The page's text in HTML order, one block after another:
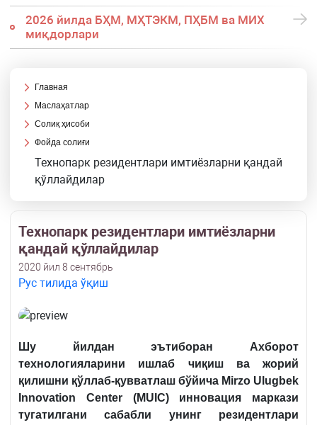
2026 йилда БҲМ, МҲТЭКМ, ПҲБМ ва МИХ
миқдорлари
Главная
Маслаҳатлар
Солиқ ҳисоби
Фойда солиғи
Технопарк резидентлари имтиёзларни қандай
қўллайдилар
Технопарк резидентлари имтиёзларни
қандай қўллайдилар
2020 йил 8 сентябрь
Рус тилида ўқиш
Шу йилдан эътиборан Ахборот
технологияларини ишлаб чиқиш ва жорий
қилишни қўллаб-қувватлаш бўйича Mirzo Ulugbek
Innovation Center (MUIC) инновация маркази
тугатилгани сабабли унинг резидентлари